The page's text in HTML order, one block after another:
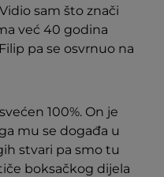
sam što znači
već 40 godina
pa se osvrnuo na
100%. On je
mu se događa u
stvari pa smo tu
boksačkog dijela